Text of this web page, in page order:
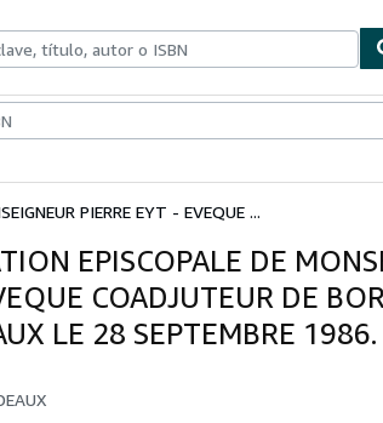
PIERRE EYT - EVEQUE ...
EPISCOPALE DE
COADJUTEUR DE
LE 28 SEPTEMBRE 1986.